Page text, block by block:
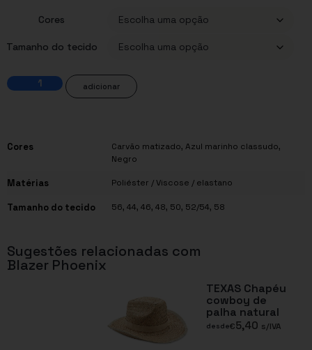
Cores
Tamanho do tecido
adicionar
Cores
Carvão matizado, Azul marinho classudo,
Negro
Matérias Poliéster / Viscose / elastano
Tamanho do tecido 56, 44, 46, 48, 50, 52/54, 58
Sugestões relacionadas com
Blazer Phoenix
TEXAS Chapéu
cowboy de
palha natural
desde€5,40 s/IVA